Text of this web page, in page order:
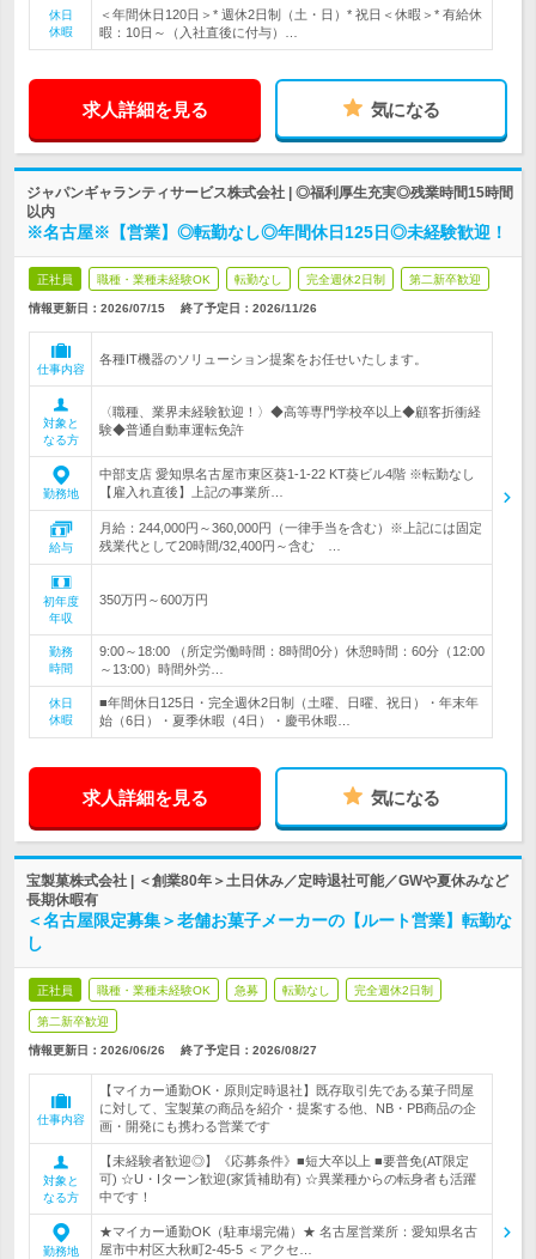
休日
休暇
＜年間休日120日＞* 週休2日制（土・日）* 祝日＜休暇＞* 有給休
暇：10日～（入社直後に付与）…
求人詳細を見る 気になる
ジャパンギャランティサービス株式会社 | ◎福利厚生充実◎残業時間15時間
以内
※名古屋※【営業】◎転勤なし◎年間休日125日◎未経験歓迎！
正社員 職種・業種未経験OK 転勤なし 完全週休2日制 第二新卒歓迎
情報更新日：2026/07/15 終了予定日： 2026/11/26
仕事内容
各種IT機器のソリューション提案をお任せいたします。
対象と
なる方
〈職種、業界未経験歓迎！〉◆高等専門学校卒以上◆顧客折衝経
験◆普通自動車運転免許
勤務地
中部支店 愛知県名古屋市東区葵1-1-22 KT葵ビル4階 ※転勤なし
【雇入れ直後】上記の事業所…
給与
月給：244,000円～360,000円（一律手当を含む）※上記には固定
残業代として20時間/32,400円～含む …
初年度
年収
350万円～600万円
勤務
時間
9:00～18:00 （所定労働時間：8時間0分）休憩時間：60分（12:00
～13:00）時間外労…
休日
休暇
■年間休日125日・完全週休2日制（土曜、日曜、祝日）・年末年
始（6日）・夏季休暇（4日）・慶弔休暇…
求人詳細を見る 気になる
宝製菓株式会社 | ＜創業80年＞土日休み／定時退社可能／GWや夏休みなど
長期休暇有
＜名古屋限定募集＞老舗お菓子メーカーの【ルート営業】転勤な
し
正社員 職種・業種未経験OK 急募 転勤なし 完全週休2日制
第二新卒歓迎
情報更新日：2026/06/26 終了予定日： 2026/08/27
仕事内容
【マイカー通勤OK・原則定時退社】既存取引先である菓子問屋
に対して、宝製菓の商品を紹介・提案する他、NB・PB商品の企
画・開発にも携わる営業です
対象と
なる方
【未経験者歓迎◎】《応募条件》■短大卒以上 ■要普免(AT限定
可) ☆U・Iターン歓迎(家賃補助有) ☆異業種からの転身者も活躍
中です！
勤務地
★マイカー通勤OK（駐車場完備）★ 名古屋営業所：愛知県名古
屋市中村区大秋町2-45-5 ＜アクセ…